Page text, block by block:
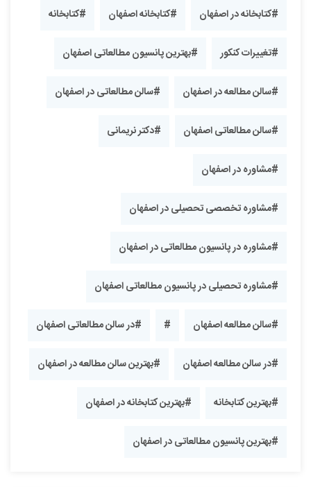
#کتابخانه در اصفهان #کتابخانه اصفهان #کتابخانه
#تغییرات کنکور #بهترین پانسیون مطالعاتی اصفهان
#سالن مطالعه در اصفهان #سالن مطالعاتی در اصفهان
#سالن مطالعاتی اصفهان #دکتر نریمانی
#مشاوره در اصفهان
#مشاوره تخصصی تحصیلی در اصفهان
#مشاوره در پانسیون مطالعاتی در اصفهان
#مشاوره تحصیلی در پانسیون مطالعاتی اصفهان
#سالن مطالعه اصفهان # #در سالن مطالعاتی اصفهان
#در سالن مطالعه اصفهان #بهترین سالن مطالعه در اصفهان
#بهترین کتابخانه #بهترین کتابخانه در اصفهان
#بهترین پانسیون مطالعاتی در اصفهان